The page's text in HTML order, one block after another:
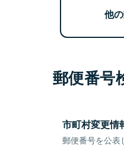
他
郵便番号
市町村変更情
郵便番号を公表